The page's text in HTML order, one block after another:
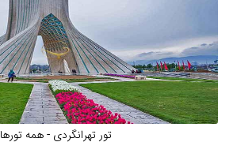
تور تهرانگردی - همه تورها